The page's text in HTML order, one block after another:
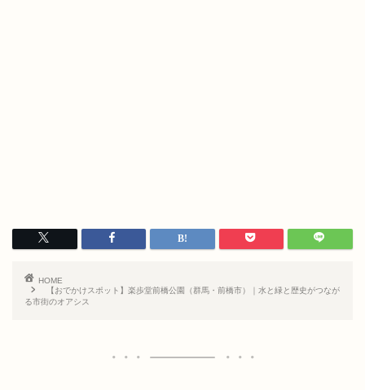
HOME
【おでかけスポット】楽歩堂前橋公園（群馬・前橋市）｜水と緑と歴史がつなが
る市街のオアシス